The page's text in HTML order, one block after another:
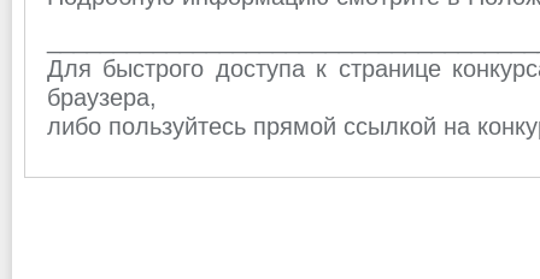
Для быстрого доступа к странице
браузера,
либо пользуйтесь прямой ссылкой на